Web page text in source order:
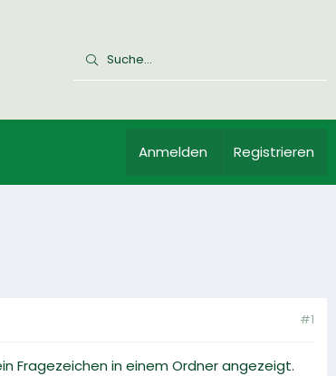
Anmelden Registrieren
#1
Fragezeichen in einem Ordner angezeigt.